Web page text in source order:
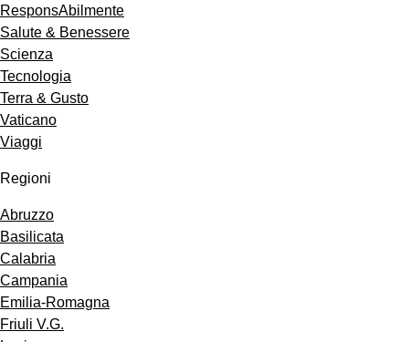
ResponsAbilmente
Salute & Benessere
Scienza
Tecnologia
Terra & Gusto
Vaticano
Viaggi
Regioni
Abruzzo
Basilicata
Calabria
Campania
Emilia-Romagna
Friuli V.G.